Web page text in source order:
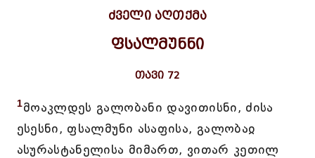
ძველი აღთქმა
ფსალმუნნი
თავი 72
1მოაკლდეს გალობანი დავითისნი, ძისა
ესესნი, ფსალმუნი ასაფისა, გალობაჲ
ასურასტანელისა მიმართ, ვითარ კეთილ